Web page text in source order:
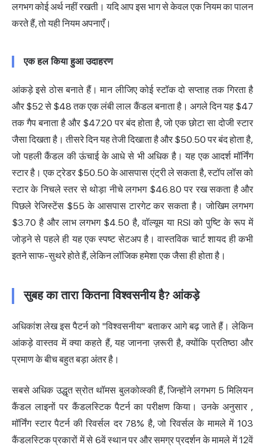
लगभग कोई अर्थ नहीं रखती। यदि आप इस भाग से केवल एक नियम का पालन
करते हैं, तो यही नियम अपनाएँ।
एक हल किया हुआ उदाहरण
आंकड़े इसे ठोस बनाते हैं। मान लीजिए कोई स्टॉक दो सप्ताह तक गिरता है
और $52 से $48 तक एक लंबी लाल कैंडल बनाता है। अगले दिन यह $47
तक गैप बनाता है और $47.20 पर बंद होता है, जो एक छोटा सा दोजी स्टार
जैसा दिखता है। तीसरे दिन यह तेजी दिखाता है और $50.50 पर बंद होता है,
जो पहली कैंडल की ऊंचाई के आधे से भी अधिक है। यह एक आदर्श मॉर्निंग
स्टार है। एक ट्रेडर $50.50 के आसपास एंट्री ले सकता है, स्टॉप लॉस को
स्टार के निचले स्तर से थोड़ा नीचे लगभग $46.80 पर रख सकता है और
पिछले रेजिस्टेंस $55 के आसपास टारगेट कर सकता है। जोखिम लगभग
$3.70 है और लाभ लगभग $4.50 है, वॉल्यूम या RSI को पुष्टि के रूप में
जोड़ने से पहले ही यह एक स्पष्ट सेटअप है। वास्तविक चार्ट शायद ही कभी
इतने साफ-सुथरे होते हैं, लेकिन लॉजिक हमेशा एक जैसा ही होता है।
सुबह का तारा कितना विश्वसनीय है? आंकड़े
अधिकांश लेख इस पैटर्न को "विश्वसनीय" बताकर आगे बढ़ जाते हैं। लेकिन
आंकड़े वास्तव में क्या कहते हैं, यह जानना ज़रूरी है, क्योंकि प्रतिष्ठा और
प्रमाण के बीच बहुत बड़ा अंतर है।
सबसे अधिक उद्धृत स्रोत थॉमस बुलकोव्स्की हैं, जिन्होंने लगभग 5 मिलियन
कैंडल लाइनों पर कैंडलस्टिक पैटर्न का परीक्षण किया। उनके अनुसार ,
मॉर्निंग स्टार पैटर्न की रिवर्सल दर 78% है, जो रिवर्सल के मामले में 103
कैंडलस्टिक प्रकारों में से 6वें स्थान पर और समग्र प्रदर्शन के मामले में 12वें